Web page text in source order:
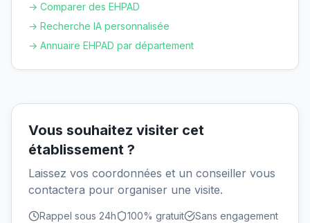
→ Comparer des EHPAD
→ Recherche IA personnalisée
→ Annuaire EHPAD par département
Vous souhaitez visiter cet
établissement ?
Laissez vos coordonnées et un conseiller vous
contactera pour organiser une visite.
Rappel sous 24h 100% gratuit Sans engagement